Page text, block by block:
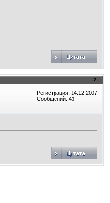
#2
Регистрация: 14.12.2007
Сообщений: 43